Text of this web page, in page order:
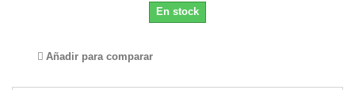
En stock
Añadir para comparar